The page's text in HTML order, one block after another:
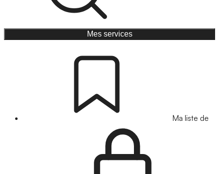
Mes services
Ma liste de